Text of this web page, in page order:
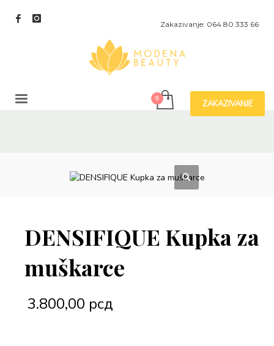
Zakazivanje: 064 80 333 66
ZAKAZIVANJE
DENSIFIQUE Kupka za
muškarce
3.800,00 рсд